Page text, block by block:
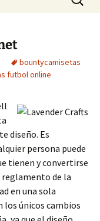
bountycamisetas
futbol online
diseño. Es
persona puede
tienen y convertirse
reglamento de la
en una sola
los únicos cambios